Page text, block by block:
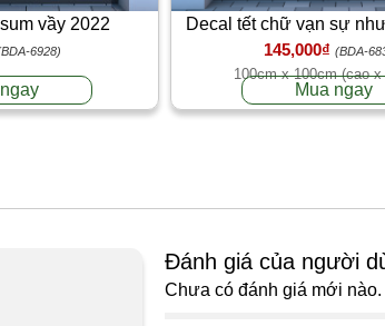
vầy 2022
6928)
Decal tết chữ vạn sự
thịnh vượng
145,000₫ (BDA-
100cm x 100cm (cao x
Mua ngay
Đánh giá của người
Chưa có đánh giá mới nào.